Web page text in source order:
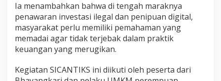
Ia menambahkan bahwa di tengah maraknya
penawaran investasi ilegal dan penipuan digital,
masyarakat perlu memiliki pemahaman yang
memadai agar tidak terjebak dalam praktik
keuangan yang merugikan.
Kegiatan SICANTIKS ini diikuti oleh peserta dari